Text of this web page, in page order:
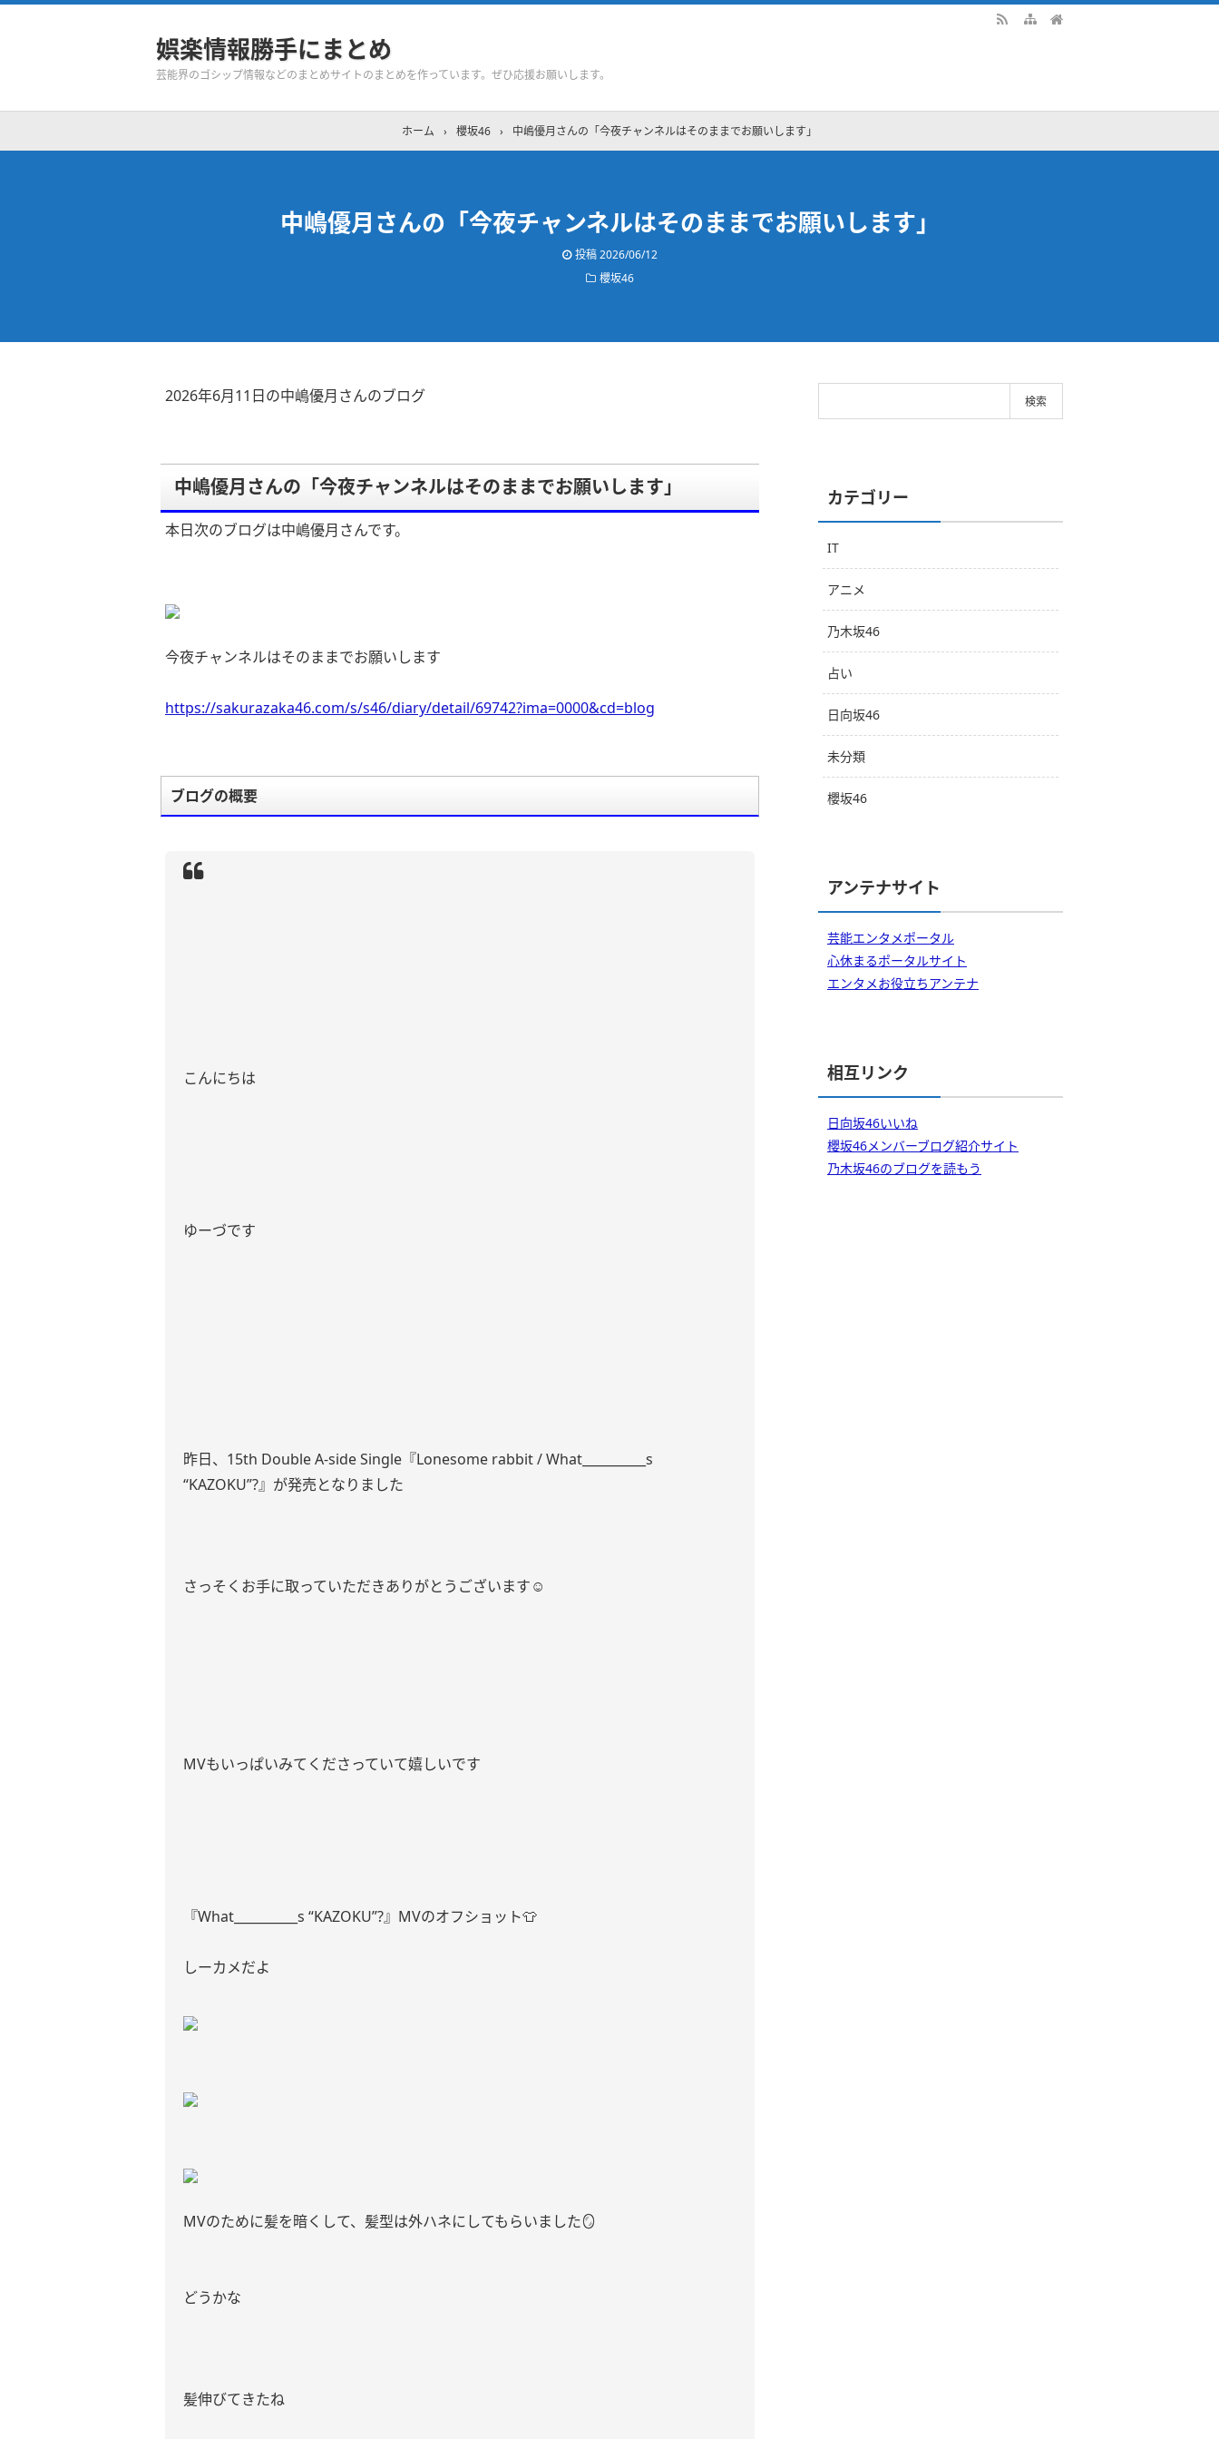
娯楽情報勝手にまとめ
芸能界のゴシップ情報などのまとめサイトのまとめを作っています。ぜひ応援お願いします。
ホーム › 櫻坂46 › 中嶋優月さんの「今夜チャンネルはそのままでお願いします」
中嶋優月さんの「今夜チャンネルはそのままでお願いします」
投稿2026/06/12
櫻坂46
2026年6月11日の中嶋優月さんのブログ
中嶋優月さんの「今夜チャンネルはそのままでお願いします」
本日次のブログは中嶋優月さんです。
今夜チャンネルはそのままでお願いします
https://sakurazaka46.com/s/s46/diary/detail/69742?ima=0000&cd=blog
ブログの概要
こんにちは
ゆーづです
昨日、15th Double A-side Single『Lonesome rabbit / What__________s
“KAZOKU”?』が発売となりました
さっそくお手に取っていただきありがとうございます☺︎
MVもいっぱいみてくださっていて嬉しいです
『What__________s “KAZOKU”?』MVのオフショット👕
しーカメだよ
MVのために髪を暗くして、髪型は外ハネにしてもらいました🪞
どうかな
髪伸びてきたね
カテゴリー
IT
アニメ
乃木坂46
占い
日向坂46
未分類
櫻坂46
アンテナサイト
芸能エンタメポータル
心休まるポータルサイト
エンタメお役立ちアンテナ
相互リンク
日向坂46いいね
櫻坂46メンバーブログ紹介サイト
乃木坂46のブログを読もう